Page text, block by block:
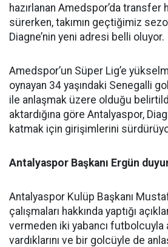
hazırlanan Amedspor’da transfer
sürerken, takımın geçtiğimiz
Diagne’nin yeni adresi belli oluyor.
Amedspor’un Süper Lig’e
oynayan 34 yaşındaki Senegalli
ile anlaşmak üzere olduğu
aktardığına göre Antalyaspor,
katmak için girişimlerini
Antalyaspor Başkanı Ergün
Antalyaspor Kulüp Başkanı
çalışmaları hakkında yaptığı
vermeden iki yabancı futbolcuyla
vardıklarını ve bir golcüyle de